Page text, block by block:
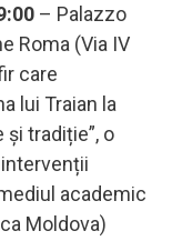
– Palazzo
Roma (Via IV
care
lui Traian la
tradiție”, o
academic
Moldova)